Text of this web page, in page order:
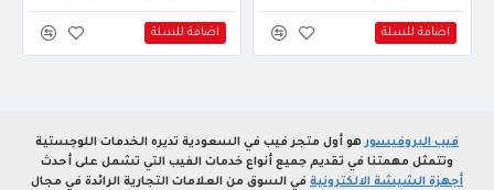
اضافة للسلة اضافة للسلة
فيب البروفيسورهو أول متجر فيب في السعودية تديره الخدمات اللوجستية
وتتمثل مهمتنا في تقديم جميع أنواع خدمات الفيب التي تشمل على أحدث
أجهزة الشيشة الالكترونية في السوق من العلامات التجارية الرائدة في مجال